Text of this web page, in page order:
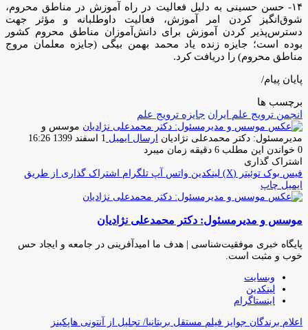
۱۴- حسن حسینی به دلیل فعالیت در راه آموزش در مناطق محروم،
شوق‌انگیز کردن امر آموزش، فعالیت داوطلبانه و مؤثر جهت
دسترس‌پذیر کردن آموزش برای دانش‌آموزان مناطق محروم کشور
بوده است؛ جایزه زنده یاد محمد بهمن بیگی (جایزه معلمان مروج
مناطق محروم) را دریافت کرد.
پایان پیام/
برچسب ها
انجمن ترویج علم ایران جایزه ترویج علم
موسس و
مدیرمسئول: دکتر محمدعلی نژادیان ارسال ایمیل 1 اسفند 1399 16:26
0 خواندن این مطلب 6 دقیقه زمان میبرد
اشتراک گذاری
فیس بوک توئیتر (X) لینکدین واتس آپ تلگرام اشتراک گذاری از طریق
ایمیل چاپ
موسس و مدیرمسئول: دکتر محمدعلی نژادیان
پایگاه خبری موفقیت‌شناسی | هدف ما امیدآفرینی در جامعه و ایجاد حس
خوب و مثبت است.
وبسایت
لینکدین
اینستاگرام
اعلام برندگان جوایز فیلم مستقل بریتانیا/ تجلیل از آنتونی هاپکینز